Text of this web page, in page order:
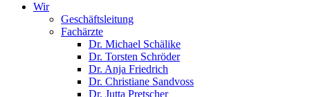
Wir
Geschäftsleitung
Fachärzte
Dr. Michael Schälike
Dr. Torsten Schröder
Dr. Anja Friedrich
Dr. Christiane Sandvoss
Dr. Jutta Pretscher